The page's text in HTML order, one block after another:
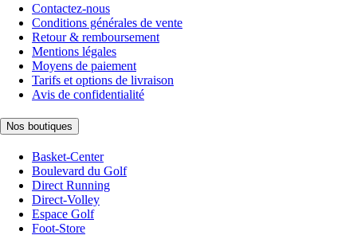
Contactez-nous
Conditions générales de vente
Retour & remboursement
Mentions légales
Moyens de paiement
Tarifs et options de livraison
Avis de confidentialité
Nos boutiques
Basket-Center
Boulevard du Golf
Direct Running
Direct-Volley
Espace Golf
Foot-Store